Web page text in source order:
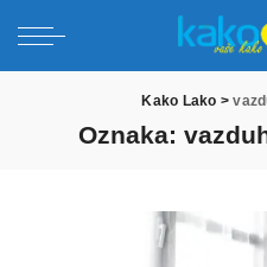
Kako Lako >
Oznaka: